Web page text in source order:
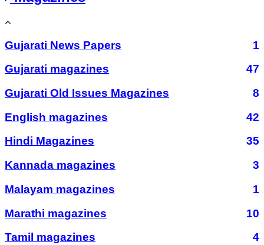
Gujarati News Papers
1
Gujarati magazines
47
Gujarati Old Issues Magazines
8
English magazines
42
Hindi Magazines
35
Kannada magazines
3
Malayam magazines
1
Marathi magazines
10
Tamil magazines
4